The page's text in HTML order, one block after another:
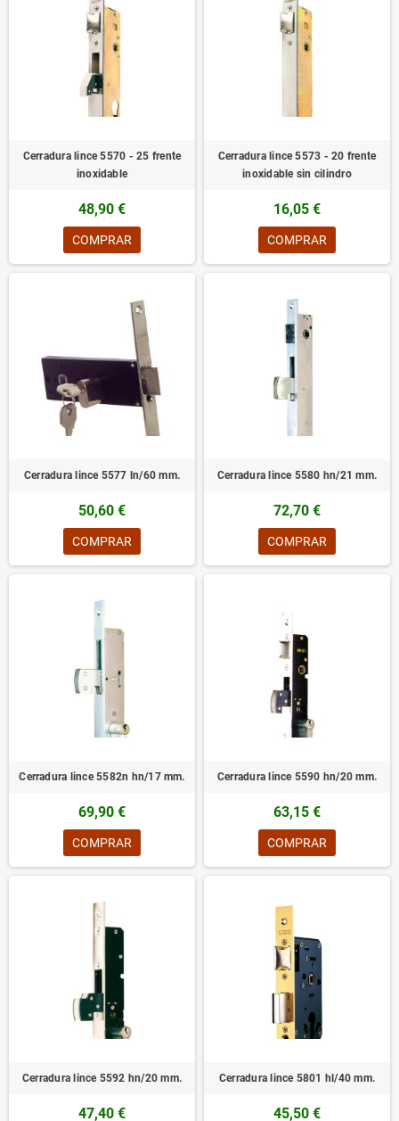
Cerradura lince 5570 - 25 frente
inoxidable
48,90 €
COMPRAR
Cerradura lince 5573 - 20 frente
inoxidable sin cilindro
16,05 €
COMPRAR
Cerradura lince 5577 ln/60 mm.
50,60 €
COMPRAR
Cerradura lince 5580 hn/21 mm.
72,70 €
COMPRAR
Cerradura lince 5582n hn/17 mm.
69,90 €
COMPRAR
Cerradura lince 5590 hn/20 mm.
63,15 €
COMPRAR
Cerradura lince 5592 hn/20 mm.
47,40 €
Cerradura lince 5801 hl/40 mm.
45,50 €